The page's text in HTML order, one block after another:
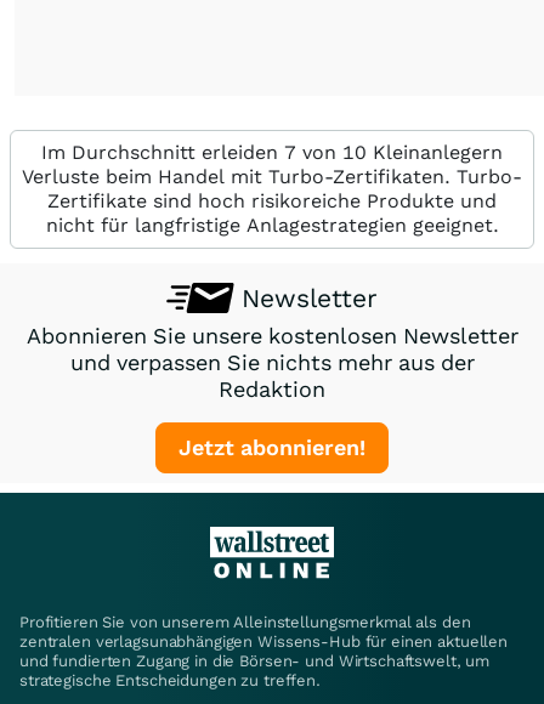
Im Durchschnitt erleiden 7 von 10 Kleinanlegern
Verluste beim Handel mit Turbo-Zertifikaten. Turbo-
Zertifikate sind hoch risikoreiche Produkte und
nicht für langfristige Anlagestrategien geeignet.
Newsletter
Abonnieren Sie unsere kostenlosen Newsletter
und verpassen Sie nichts mehr aus der
Redaktion
Jetzt abonnieren!
Profitieren Sie von unserem Alleinstellungsmerkmal als den
zentralen verlagsunabhängigen Wissens-Hub für einen aktuellen
und fundierten Zugang in die Börsen- und Wirtschaftswelt, um
strategische Entscheidungen zu treffen.